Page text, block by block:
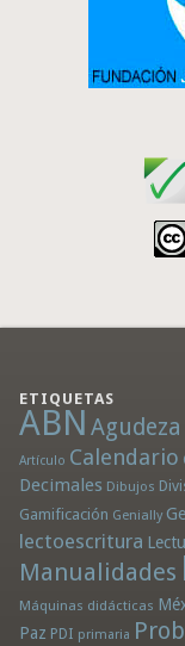
ETIQUETAS
ABN Agudeza
Artículo Calendario
Decimales Dibujos
Gamificación Genially
lectoescritura
Manualidades
Máquinas didácticas
Paz PDI primaria